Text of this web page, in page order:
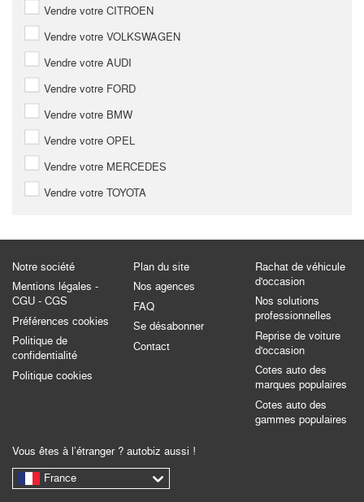
Vendre votre CITROEN
Vendre votre VOLKSWAGEN
Vendre votre AUDI
Vendre votre FORD
Vendre votre BMW
Vendre votre OPEL
Vendre votre MERCEDES
Vendre votre TOYOTA
Notre société
Mentions légales -
CGU - CGS
Préférences cookies
Politique de
confidentialité
Politique cookies
Plan du site
Nos agences
FAQ
Se désabonner
Contact
Rachat de véhicule
d'occasion
Nos solutions
professionnelles
Reprise de voiture
d'occasion
Cotes auto des
marques populaires
Cotes auto des
gammes populaires
Vous êtes à l’étranger ? autobiz aussi !
France